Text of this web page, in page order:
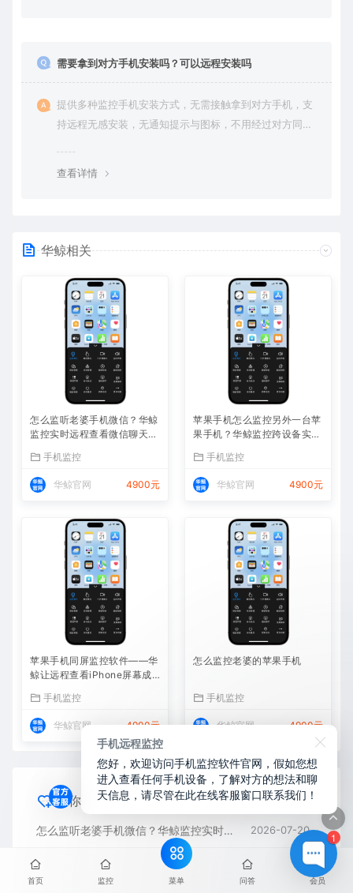
需要拿到对方手机安装吗？可以远程安装吗
提供多种监控手机安装方式，无需接触拿到对方手机，支
持远程无感安装，无通知提示与图标，不用经过对方同意
查看详情
华鲸相关
怎么监听老婆手机微信？华鲸
监控实时远程查看微信聊天记
手机监控
华鲸官网 4900元
苹果手机怎么监控另外一台苹
果手机？华鲸监控跨设备实时
手机监控
华鲸官网 4900元
苹果手机同屏监控软件——华
鲸让远程查看iPhone屏幕成
手机监控
华鲸官网 4900元
怎么监控老婆的苹果手机
手机监控
华鲸官网 4900元
猜你喜欢
怎么监听老婆手机微信？华鲸监控实时远程查看微信聊天记录 2026-07-20
2026-07-20
2026-07-20
首页 监控 菜单 问答 会员
1
手机远程监控
您好，欢迎访问手机监控软件官网，假如您想
进入查看任何手机设备，了解对方的想法和聊
天信息，请尽管在此在线客服窗口联系我们！